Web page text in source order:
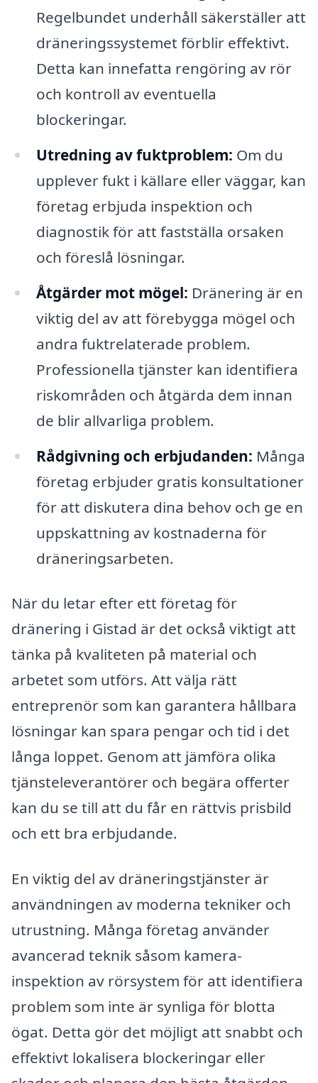
Regelbundet underhåll säkerställer att
dräneringssystemet förblir effektivt.
Detta kan innefatta rengöring av rör
och kontroll av eventuella
blockeringar.
Utredning av fuktproblem: Om du
upplever fukt i källare eller väggar, kan
företag erbjuda inspektion och
diagnostik för att fastställa orsaken
och föreslå lösningar.
Åtgärder mot mögel: Dränering är en
viktig del av att förebygga mögel och
andra fuktrelaterade problem.
Professionella tjänster kan identifiera
riskområden och åtgärda dem innan
de blir allvarliga problem.
Rådgivning och erbjudanden: Många
företag erbjuder gratis konsultationer
för att diskutera dina behov och ge en
uppskattning av kostnaderna för
dräneringsarbeten.
När du letar efter ett företag för
dränering i Gistad är det också viktigt att
tänka på kvaliteten på material och
arbetet som utförs. Att välja rätt
entreprenör som kan garantera hållbara
lösningar kan spara pengar och tid i det
långa loppet. Genom att jämföra olika
tjänsteleverantörer och begära offerter
kan du se till att du får en rättvis prisbild
och ett bra erbjudande.
En viktig del av dräneringstjänster är
användningen av moderna tekniker och
utrustning. Många företag använder
avancerad teknik såsom kamera-
inspektion av rörsystem för att identifiera
problem som inte är synliga för blotta
ögat. Detta gör det möjligt att snabbt och
effektivt lokalisera blockeringar eller